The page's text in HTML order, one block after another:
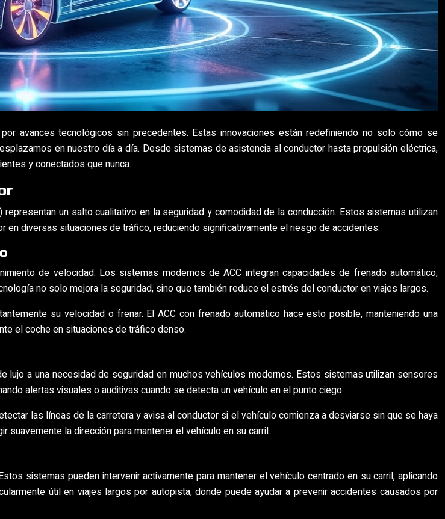
avances tecnológicos sin precedentes. Estas innovaciones están redefiniendo no solo cómo se
en nuestro día a día. Desde sistemas de asistencia al conductor hasta propulsión eléctrica,
y conectados que nunca.
un salto cualitativo en la seguridad y comodidad de la conducción. Estos sistemas utilizan
diversas situaciones de tráfico, reduciendo significativamente el riesgo de accidentes.
de velocidad. Los sistemas modernos de ACC integran capacidades de frenado automático,
no solo mejora la seguridad, sino que también reduce el estrés del conductor en viajes largos.
su velocidad o frenar. El ACC con frenado automático hace esto posible, manteniendo una
el coche en situaciones de tráfico denso.
a una necesidad de seguridad en muchos vehículos modernos. Estos sistemas utilizan sensores
alertas visuales o auditivas cuando se detecta un vehículo en el punto ciego.
las líneas de la carretera y avisa al conductor si el vehículo comienza a desviarse sin que se haya
la dirección para mantener el vehículo en su carril.
sistemas pueden intervenir activamente para mantener el vehículo centrado en su carril, aplicando
útil en viajes largos por autopista, donde puede ayudar a prevenir accidentes causados por